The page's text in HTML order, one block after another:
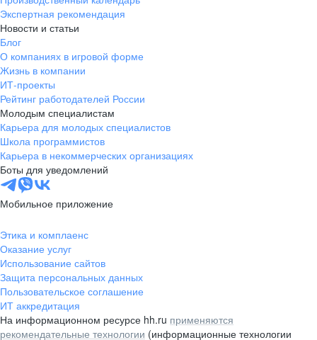
Экспертная рекомендация
Новости и статьи
Блог
О компаниях в игровой форме
Жизнь в компании
ИТ-проекты
Рейтинг работодателей России
Молодым специалистам
Карьера для молодых специалистов
Школа программистов
Карьера в некоммерческих организациях
Боты для уведомлений
Мобильное приложение
Этика и комплаенс
Оказание услуг
Использование сайтов
Защита персональных данных
Пользовательское соглашение
ИТ аккредитация
На информационном ресурсе hh.ru применяются
рекомендательные технологии (информационные технологии